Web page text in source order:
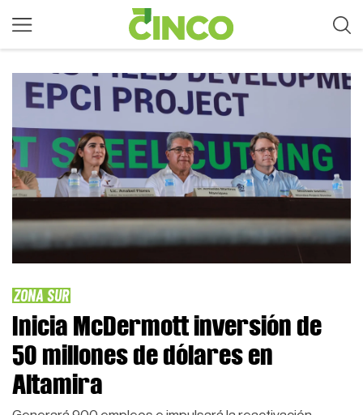
ZONA SUR
Inicia McDermott inversión de
50 millones de dólares en
Altamira